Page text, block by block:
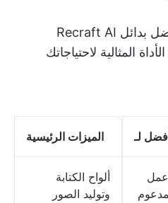
إليك مقارنة سريعة بين أفضل بدائل Recraft AI
المثالية لاحتياجاتك
لـ الميزات الرئيسية
عمل
ألواح الكتابة
وتوليد الصور